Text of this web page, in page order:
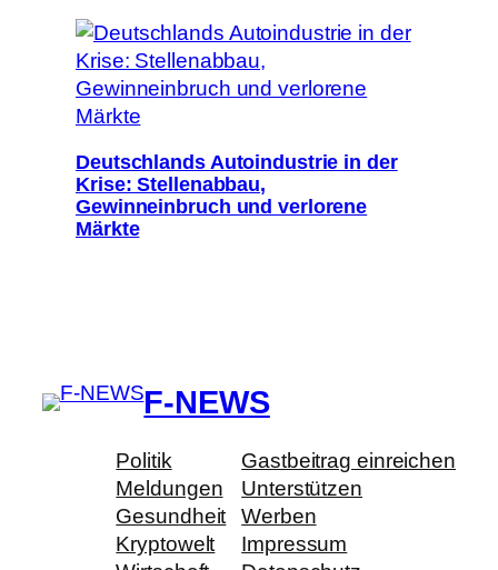
Deutschlands Autoindustrie in der
Krise: Stellenabbau,
Gewinneinbruch und verlorene
Märkte
F-NEWS
Politik
Meldungen
Gesundheit
Kryptowelt
Gastbeitrag einreichen
Unterstützen
Werben
Impressum